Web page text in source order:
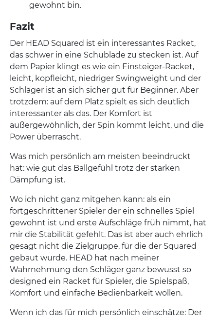
gewohnt bin.
Fazit
Der HEAD Squared ist ein interessantes Racket,
das schwer in eine Schublade zu stecken ist. Auf
dem Papier klingt es wie ein Einsteiger-Racket,
leicht, kopfleicht, niedriger Swingweight und der
Schläger ist an sich sicher gut für Beginner. Aber
trotzdem: auf dem Platz spielt es sich deutlich
interessanter als das. Der Komfort ist
außergewöhnlich, der Spin kommt leicht, und die
Power überrascht.
Was mich persönlich am meisten beeindruckt
hat: wie gut das Ballgefühl trotz der starken
Dämpfung ist.
Wo ich nicht ganz mitgehen kann: als ein
fortgeschrittener Spieler der ein schnelles Spiel
gewohnt ist und erste Aufschläge früh nimmt, hat
mir die Stabilität gefehlt. Das ist aber auch ehrlich
gesagt nicht die Zielgruppe, für die der Squared
gebaut wurde. HEAD hat nach meiner
Wahrnehmung den Schläger ganz bewusst so
designed ein Racket für Spieler, die Spielspaß,
Komfort und einfache Bedienbarkeit wollen.
Wenn ich das für mich persönlich einschätze: Der